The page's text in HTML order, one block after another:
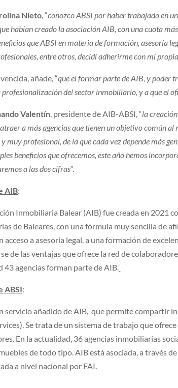
Nieto, “conozco ABSI por haber trabajado en
habían creado la asociación AIB, con una cuota
que ABSI en materia de formación, asesoría
entre otros, decidí adherirme con mi
añade, “que el formar parte de AIB, y poder
del sector inmobiliario, y a que el
Valentín, presidente de AIB-ABSI, “la
a más agencias que tienen un objetivo común
muy profesional, de la que cada vez depende más
beneficios que ofrecemos, este año hemos
a las dos cifras”.
AIB:
Inmobiliaria Balear (AIB) fue creada en 2021
de Baleares, con una fórmula muy sencilla de
acceso a asesoría legal, a una formación de
de las ventajas que ofrece la red de
43 agencias forman parte de AIB.
ABSI:
servicio añadido de AIB, que permite compartir
Se trata de un sistema de trabajo que
En la actualidad, 36 agencias inmobiliarias
de todo tipo. AIB está asociada, a través
a nivel nacional por FAI.